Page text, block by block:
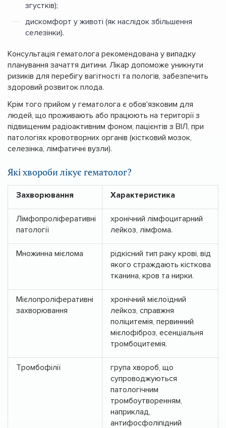
згустків);
дискомфорт у животі (як наслідок збільшення
селезінки).
Консультація гематолога рекомендована у випадку
планування зачаття дитини. Лікар допоможе уникнути
ризиків для перебігу вагітності та пологів, забезпечить
здоровий розвиток плода.
Крім того прийом у гематолога є обов'язковим для
людей, що проживають або працюють на території з
підвищеним радіоактивним фоном, пацієнтів з ВІЛ, при
патологіях кровотворних органів (кістковий мозок,
селезінка, лімфатичні вузли).
Які хвороби лікує гематолог?
Захворювання Характеристика
Лімфопроліферативні
патології
хронічний лімфоцитарний
лейкоз, лімфома.
Множинна мієлома
рідкісний тип раку крові, від
якого страждають кісткова
тканина, кров та нирки.
Мієлопроліферативні
захворювання
хронічний мієлоїдний
лейкоз, справжня
поліцитемія, первинний
мієлофіброз, есенціальня
тромбоцитемія.
Тромбофілії
група хвороб, що
супроводжуються
патологічним
тромбоутворенням,
наприклад,
антифосфоліпідний